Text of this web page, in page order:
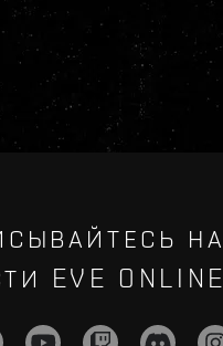
НА
EVE ONLINE